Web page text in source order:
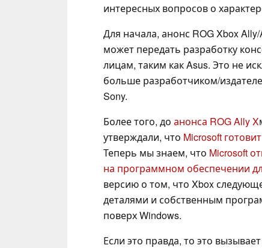
интересных вопросов о
Для начала, анонс ROG Xbox
может передать разработку
лицам, таким как Asus. Это не
больше разработчиком/
Sony.
Более того, до анонса ROG Ally X
утверждали, что Microsoft
Теперь мы знаем, что Microsoft
на программном обеспечении
версию о том, что Xbox
деталями и собственным
поверх Windows.
Если это правда, то это